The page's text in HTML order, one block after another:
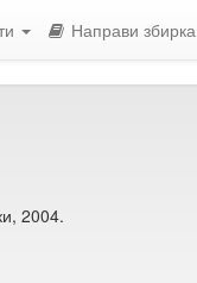
Направи збирка
2004.